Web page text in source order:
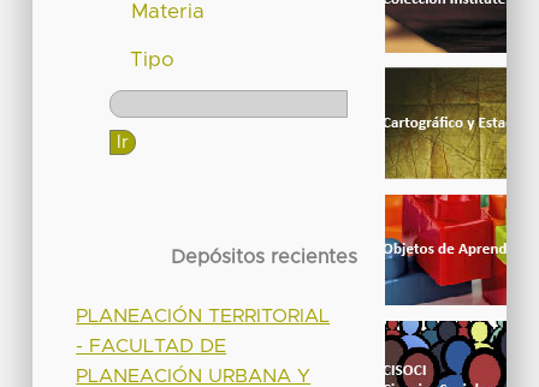
Materia
Tipo
Depósitos recientes
PLANEACIÓN TERRITORIAL
- FACULTAD DE
PLANEACIÓN URBANA Y